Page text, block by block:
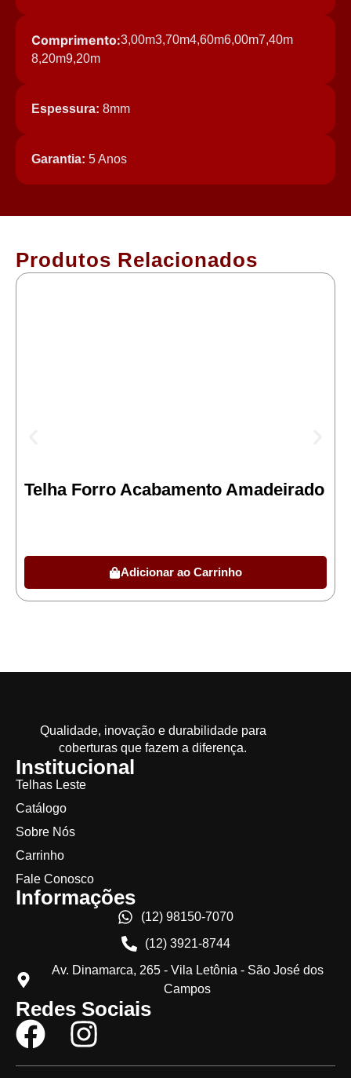
Comprimento:3,00m3,70m4,60m6,00m7,40m
8,20m9,20m
Espessura: 8mm
Garantia: 5 Anos
Produtos Relacionados
Telha Forro Acabamento Amadeirado
Adicionar ao Carrinho
Qualidade, inovação e durabilidade para
coberturas que fazem a diferença.
Institucional
Telhas Leste
Catálogo
Sobre Nós
Carrinho
Fale Conosco
Informações
(12) 98150-7070
(12) 3921-8744
Av. Dinamarca, 265 - Vila Letônia - São José dos
Campos
Redes Sociais